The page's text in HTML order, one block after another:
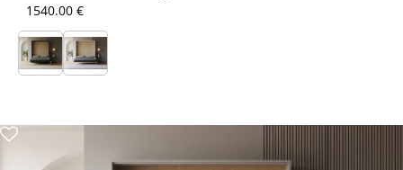
1540.00 €